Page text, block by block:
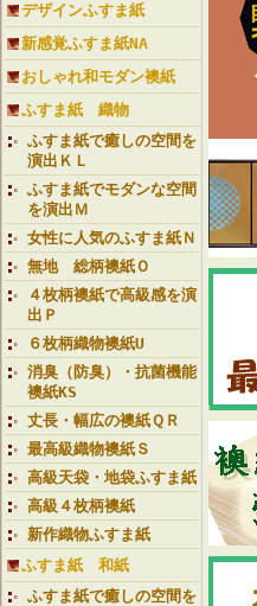
デザインふすま紙
新感覚ふすま紙NA
おしゃれ和モダン襖紙
ふすま紙 織物
ふすま紙で癒しの空間を
演出ＫＬ
ふすま紙でモダンな空間
を演出Ｍ
女性に人気のふすま紙Ｎ
無地 総柄襖紙Ｏ
４枚柄襖紙で高級感を演
出Ｐ
６枚柄織物襖紙U
消臭（防臭）・抗菌機能
襖紙KS
丈長・幅広の襖紙ＱＲ
最高級織物襖紙Ｓ
高級天袋・地袋ふすま紙
高級４枚柄襖紙
新作織物ふすま紙
ふすま紙 和紙
ふすま紙で癒しの空間を